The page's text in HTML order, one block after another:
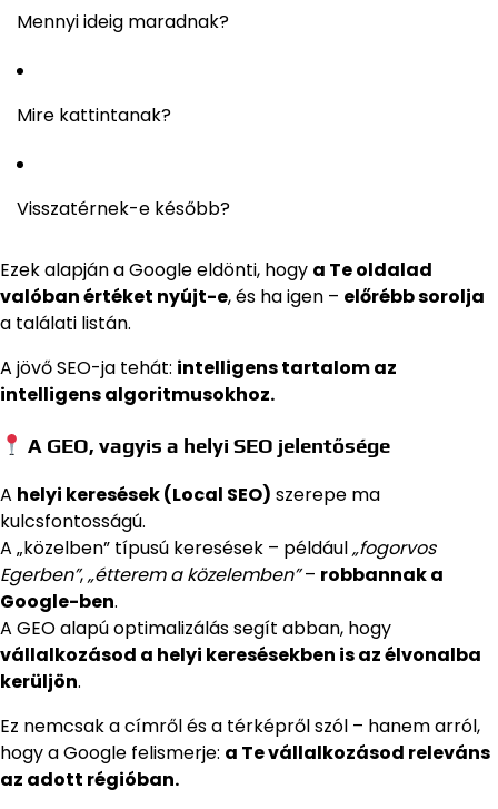
Mennyi ideig maradnak?
Mire kattintanak?
Visszatérnek-e később?
Ezek alapján a Google eldönti, hogy a Te oldalad
valóban értéket nyújt-e, és ha igen – előrébb sorolja
a találati listán.
A jövő SEO-ja tehát: intelligens tartalom az
intelligens algoritmusokhoz.
A GEO, vagyis a helyi SEO jelentősége
A helyi keresések (Local SEO) szerepe ma
kulcsfontosságú.
A „közelben” típusú keresések – például„fogorvos
Egerben”,„étterem a közelemben”– robbannak a
Google-ben.
A GEO alapú optimalizálás segít abban, hogy
vállalkozásod a helyi keresésekben is az élvonalba
kerüljön.
Ez nemcsak a címről és a térképről szól – hanem arról,
hogy a Google felismerje: a Te vállalkozásod releváns
az adott régióban.